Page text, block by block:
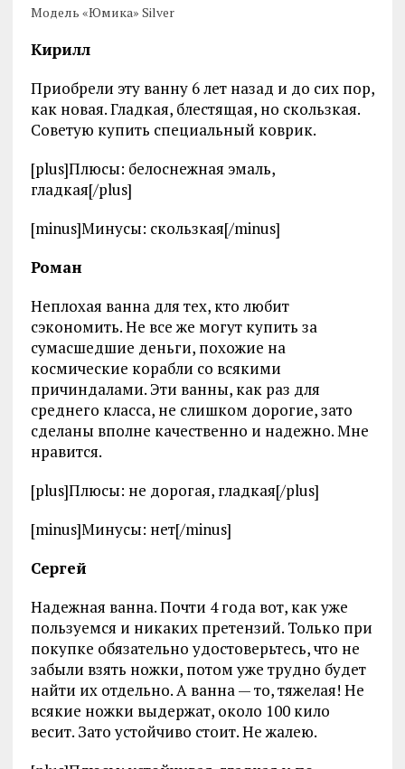
Модель «Юмика» Silver
Кирилл
Приобрели эту ванну 6 лет назад и до сих пор,
как новая. Гладкая, блестящая, но скользкая.
Советую купить специальный коврик.
[plus]Плюсы: белоснежная эмаль,
гладкая[/plus]
[minus]Минусы: скользкая[/minus]
Роман
Неплохая ванна для тех, кто любит
сэкономить. Не все же могут купить за
сумасшедшие деньги, похожие на
космические корабли со всякими
причиндалами. Эти ванны, как раз для
среднего класса, не слишком дорогие, зато
сделаны вполне качественно и надежно. Мне
нравится.
[plus]Плюсы: не дорогая, гладкая[/plus]
[minus]Минусы: нет[/minus]
Сергей
Надежная ванна. Почти 4 года вот, как уже
пользуемся и никаких претензий. Только при
покупке обязательно удостоверьтесь, что не
забыли взять ножки, потом уже трудно будет
найти их отдельно. А ванна — то, тяжелая! Не
всякие ножки выдержат, около 100 кило
весит. Зато устойчиво стоит. Не жалею.